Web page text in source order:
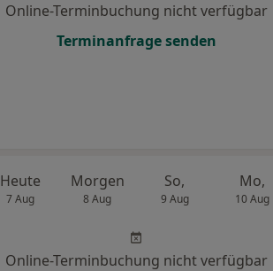
Online-Terminbuchung nicht verfügbar
Terminanfrage senden
Heute
7 Aug
Morgen
8 Aug
So,
9 Aug
Mo,
10 Aug
Online-Terminbuchung nicht verfügbar